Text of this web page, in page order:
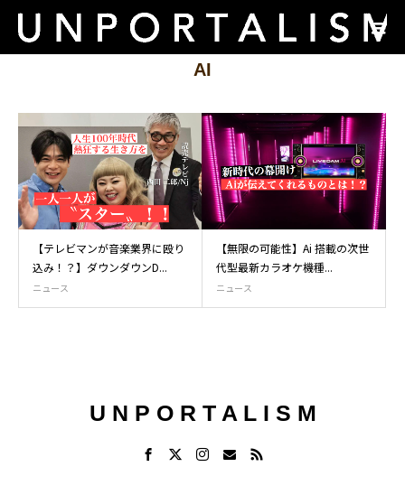
AI
【テレビマンが音楽業界に殴り
込み！？】ダウンダウンD...
ニュース
【無限の可能性】Ai 搭載の次世
代型最新カラオケ機種...
ニュース
U N P O R T A L I S M